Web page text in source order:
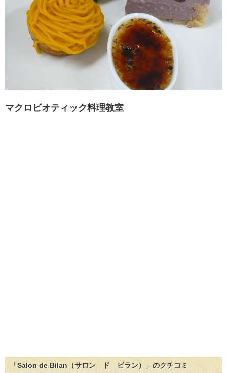
マクロビオティック料理教室
「Salon de Bilan（サロン ド ビラン）」のクチコミ